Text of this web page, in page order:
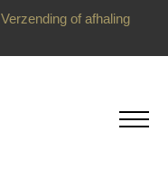
Verzending of afhaling